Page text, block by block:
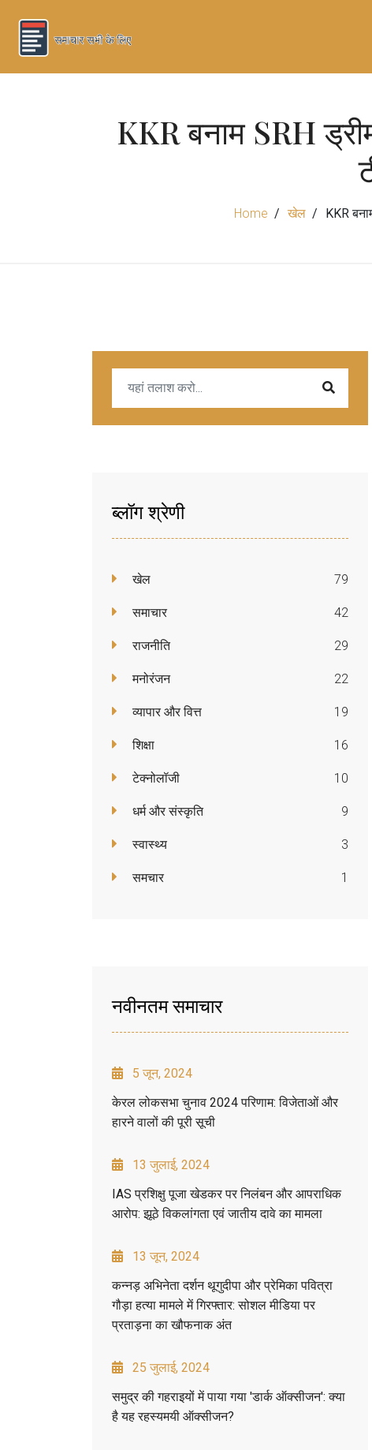
KKR बनाम SRH
Home खेल KKR
ब्लॉग श्रेणी
खेल 79
समाचार 42
राजनीति 29
मनोरंजन 22
व्यापार और वित्त 19
शिक्षा 16
टेक्नोलॉजी 10
धर्म और संस्कृति 9
स्वास्थ्य 3
समचार 1
नवीनतम समाचार
5 जून, 2024
केरल लोकसभा चुनाव 2024 परिणाम: विजेताओं और
हारने वालों की पूरी सूची
13 जुलाई, 2024
IAS प्रशिक्षु पूजा खेडकर पर निलंबन और आपराधिक
आरोप: झूठे विकलांगता एवं जातीय दावे का मामला
13 जून, 2024
कन्नड़ अभिनेता दर्शन थूगुदीपा और प्रेमिका पवित्रा
गौड़ा हत्या मामले में गिरफ्तार: सोशल मीडिया पर
प्रताड़ना का खौफनाक अंत
25 जुलाई, 2024
समुद्र की गहराइयों में पाया गया 'डार्क ऑक्सीजन': क्या
है यह रहस्यमयी ऑक्सीजन?